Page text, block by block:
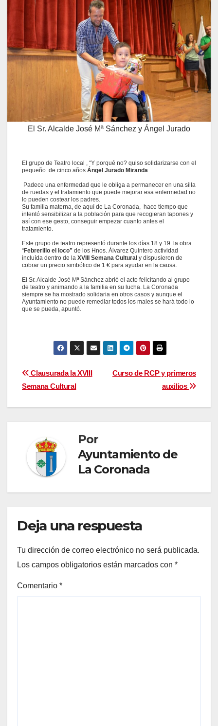
El Sr. Alcalde José Mª Sánchez y Ángel Jurado
El grupo de Teatro local , “Y porqué no? quiso solidarizarse con el
pequeño de cinco años Ángel Jurado Miranda
Padece una enfermedad que le obliga a permanecer en una silla
de ruedas y el tratamiento que puede mejorar esa enfermedad no
lo pueden costear los padres.
Su familia materna, de aquí de La Coronada, hace tiempo que
intentó sensibilizar a la población para que recogieran tapones y
así con ese gesto, conseguir empezar cuanto antes el
tratamiento.
Este grupo de teatro representó durante los días 18 y 19 la obra
“Febrerillo el loco” de los Hnos. Álvarez Quintero actividad
incluída dentro de la XVIII Semana Cultural y dispusieron de
cobrar un precio simbólico de 1 € para ayudar en la causa.
El Sr. Alcalde José Mª Sánchez abrió el acto felicitando al grupo
de teatro y animando a la familia en su lucha. La Coronada
siempre se ha mostrado solidaria en otros casos y aunque el
Ayuntamiento no puede remediar todos los males se hará todo lo
que se pueda, apuntó.
Navegación
de
Curso de RCP y primeros
auxilios
Clausurada la XVIII
Semana Cultural
Por
Ayuntamiento de
La Coronada
Deja una respuesta
Tu dirección de correo electrónico no será publicada.
Los campos obligatorios están marcados con *
Comentario *